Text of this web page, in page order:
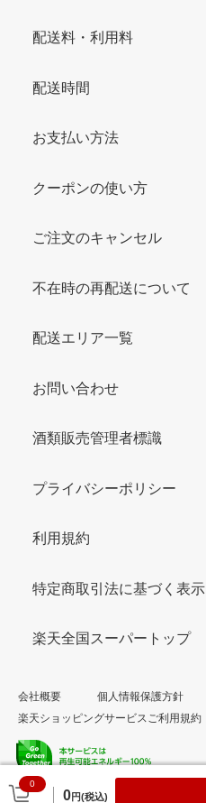
0
0円(税込)
配送料・利用料
配送時間
お支払い方法
クーポンの使い方
ご注文のキャンセル
不在時の再配送について
配送エリア一覧
お問い合わせ
酒類販売管理者標識
プライバシーポリシー
利用規約
特定商取引法に基づく表示
楽天全国スーパートップ
会社概要
個人情報保護方針
楽天ショッピングサービスご利用規約
© Rakuten Group, Inc.